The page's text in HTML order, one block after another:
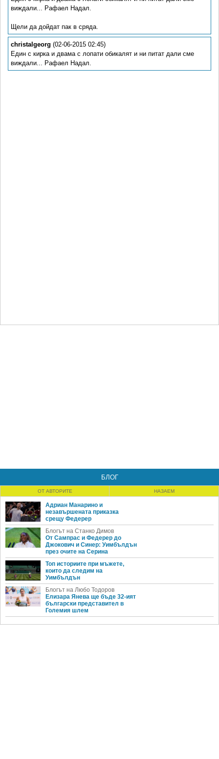
виждали... Рафаел Надал.
Щели да дойдат пак в сряда.
christalgeorg (02-06-2015 02:45)
Eдин с кирка и двама с лопати обикалят и ни питат дали сме
виждали... Рафаел Надал.
БЛОГ
ОТ АВТОРИТЕ НАЗАЕМ
Адриан Манарино и
незавършената приказка
срещу Федерер
Блогът на Станко Димов
От Сампрас и Федерер до
Джокович и Синер: Уимбълдън
през очите на Серина
Топ историите при мъжете,
които да следим на
Уимбълдън
Блогът на Любо Тодоров
Елизара Янева ще бъде 32-ият
български представител в
Големия шлем